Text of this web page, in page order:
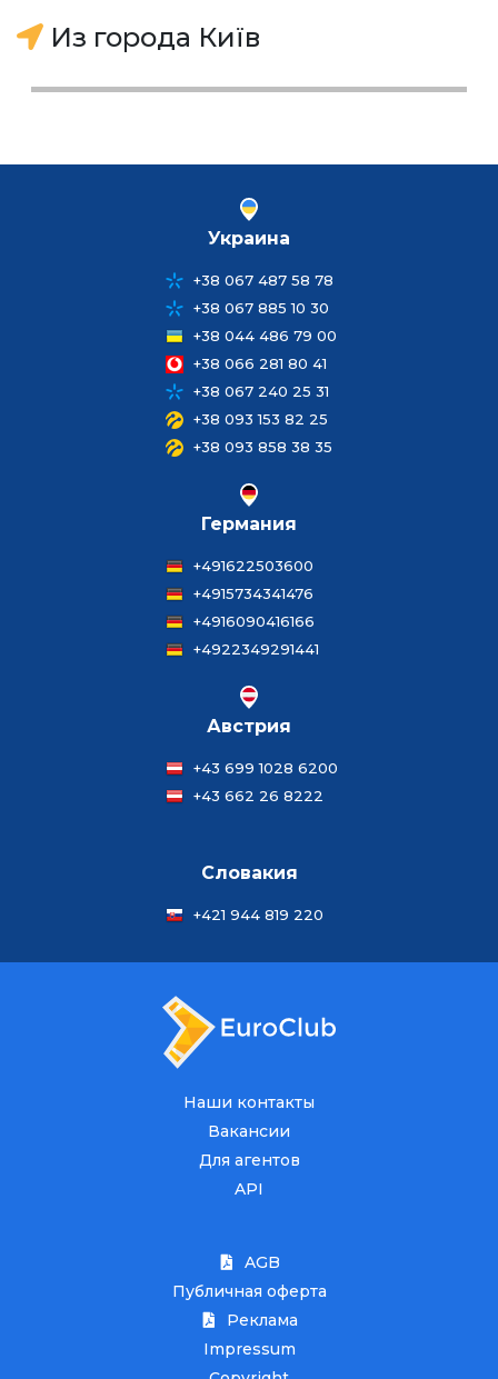
Из города Київ
Украина
+38 067 487 58 78
+38 067 885 10 30
+38 044 486 79 00
+38 066 281 80 41
+38 067 240 25 31
+38 093 153 82 25
+38 093 858 38 35
Германия
+491622503600
+4915734341476
+4916090416166
+4922349291441
Австрия
+43 699 1028 6200
+43 662 26 8222
Словакия
+421 944 819 220
Наши контакты
Вакансии
Для агентов
API
AGB
Публичная оферта
Реклама
Impressum